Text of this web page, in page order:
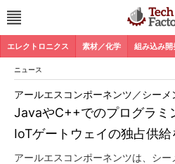
エレクトロニクス 素材／化学 組み込み開
ニュース
JavaやC++でのプログラミ
IoTゲートウェイの独占供給
アールエスコンポーネンツ／シー
アールエスコンポーネンツは、シ